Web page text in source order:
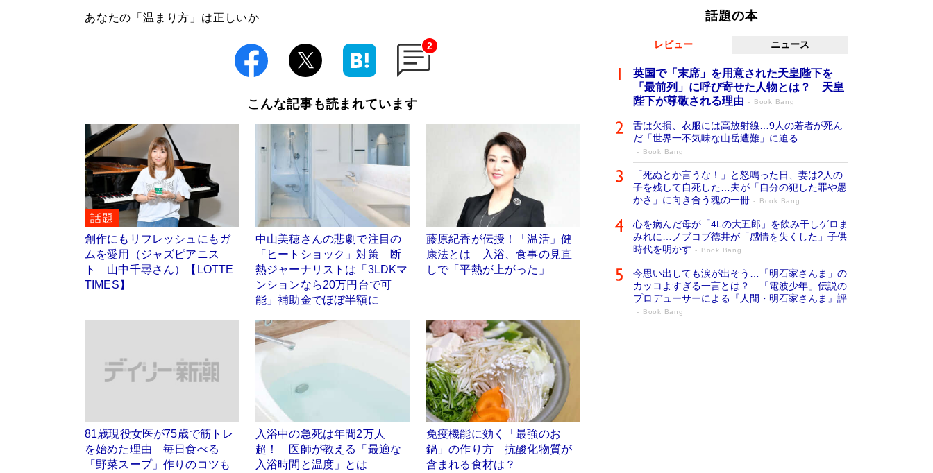
あなたの「温まり方」は正しいか
2
こんな記事も読まれています
話題
創作にもリフレッシュにもガ
ムを愛用（ジャズピアニス
ト 山中千尋さん）【LOTTE
TIMES】
中山美穂さんの悲劇で注目の
「ヒートショック」対策 断
熱ジャーナリストは「3LDKマ
ンションなら20万円台で可
能」補助金でほぼ半額に
藤原紀香が伝授！「温活」健
康法とは 入浴、食事の見直
しで「平熱が上がった」
81歳現役女医が75歳で筋トレ
を始めた理由 毎日食べる
「野菜スープ」作りのコツも
入浴中の急死は年間2万人
超！ 医師が教える「最適な
入浴時間と温度」とは
免疫機能に効く「最強のお
鍋」の作り方 抗酸化物質が
含まれる食材は？
話題の本
レビュー ニュース
英国で「末席」を用意された天皇陛下を
「最前列」に呼び寄せた人物とは？ 天皇
陛下が尊敬される理由
Book Bang
舌は欠損、衣服には高放射線…9人の若者が死ん
だ「世界一不気味な山岳遭難」に迫る
Book Bang
「死ぬとか言うな！」と怒鳴った日、妻は2人の
子を残して自死した…夫が「自分の犯した罪や愚
かさ」に向き合う魂の一冊
Book Bang
心を病んだ母が「4Lの大五郎」を飲み干しゲロま
みれに…ノブコブ徳井が「感情を失くした」子供
時代を明かす
Book Bang
今思い出しても涙が出そう…「明石家さんま」の
カッコよすぎる一言とは？ 「電波少年」伝説の
プロデューサーによる『人間・明石家さんま』評
Book Bang